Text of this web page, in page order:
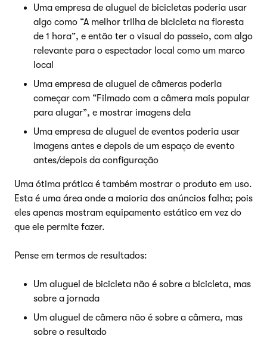
Uma empresa de aluguel de bicicletas poderia usar
algo como “A melhor trilha de bicicleta na floresta
de 1 hora”, e então ter o visual do passeio, com algo
relevante para o espectador local como um marco
local
Uma empresa de aluguel de câmeras poderia
começar com “Filmado com a câmera mais popular
para alugar”, e mostrar imagens dela
Uma empresa de aluguel de eventos poderia usar
imagens antes e depois de um espaço de evento
antes/depois da configuração
Uma ótima prática é também mostrar o produto em uso.
Esta é uma área onde a maioria dos anúncios falha; pois
eles apenas mostram equipamento estático em vez do
que ele permite fazer.
Pense em termos de resultados:
Um aluguel de bicicleta não é sobre a bicicleta, mas
sobre a jornada
Um aluguel de câmera não é sobre a câmera, mas
sobre o resultado